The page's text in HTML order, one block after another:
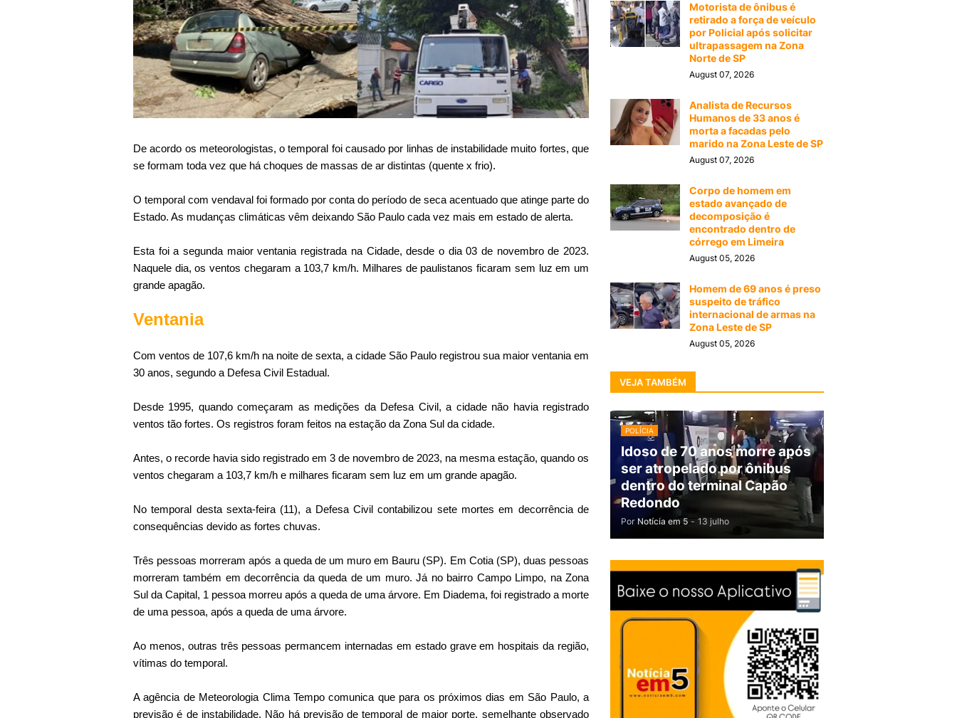
De acordo os meteorologistas, o temporal foi causado por linhas de instabilidade muito fortes, que
se formam toda vez que há choques de massas de ar distintas (quente x frio).
O temporal com vendaval foi formado por conta do período de seca acentuado que atinge parte do
Estado. As mudanças climáticas vêm deixando São Paulo cada vez mais em estado de alerta.
Esta foi a segunda maior ventania registrada na Cidade, desde o dia 03 de novembro de 2023.
Naquele dia, os ventos chegaram a 103,7 km/h. Milhares de paulistanos ficaram sem luz em um
grande apagão.
Ventania
Com ventos de 107,6 km/h na noite de sexta, a cidade São Paulo registrou sua maior ventania em
30 anos, segundo a Defesa Civil Estadual.
Desde 1995, quando começaram as medições da Defesa Civil, a cidade não havia registrado
ventos tão fortes. Os registros foram feitos na estação da Zona Sul da cidade.
Antes, o recorde havia sido registrado em 3 de novembro de 2023, na mesma estação, quando os
ventos chegaram a 103,7 km/h e milhares ficaram sem luz em um grande apagão.
No temporal desta sexta-feira (11), a Defesa Civil contabilizou sete mortes em decorrência de
consequências devido as fortes chuvas.
Três pessoas morreram após a queda de um muro em Bauru (SP). Em Cotia (SP), duas pessoas
morreram também em decorrência da queda de um muro. Já no bairro Campo Limpo, na Zona
Sul da Capital, 1 pessoa morreu após a queda de uma árvore. Em Diadema, foi registrado a morte
de uma pessoa, após a queda de uma árvore.
Ao menos, outras três pessoas permancem internadas em estado grave em hospitais da região,
vítimas do temporal.
A agência de Meteorologia Clima Tempo comunica que para os próximos dias em São Paulo, a
previsão é de instabilidade. Não há previsão de temporal de maior porte, semelhante observado
Motorista de ônibus é
retirado a força de veículo
por Policial após solicitar
ultrapassagem na Zona
Norte de SP
August 07, 2026
Analista de Recursos
Humanos de 33 anos é
morta a facadas pelo
marido na Zona Leste de SP
August 07, 2026
Corpo de homem em
estado avançado de
decomposição é
encontrado dentro de
córrego em Limeira
August 05, 2026
Homem de 69 anos é preso
suspeito de tráfico
internacional de armas na
Zona Leste de SP
August 05, 2026
VEJA TAMBÉM
POLÍCIA
Idoso de 70 anos morre após
ser atropelado por ônibus
dentro do terminal Capão
Redondo
Por Notícia em 5 - 13 julho